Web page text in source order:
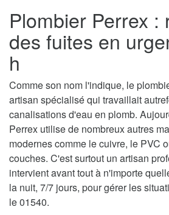
Plombier Perrex :
des fuites en
h
Comme son nom l'indique, le
artisan spécialisé qui travaillait
canalisations d'eau en plomb.
Perrex utilise de nombreux autres
modernes comme le cuivre, le PVC
couches. C'est surtout un artisan
intervient avant tout à n'importe
la nuit, 7/7 jours, pour gérer les
le 01540.